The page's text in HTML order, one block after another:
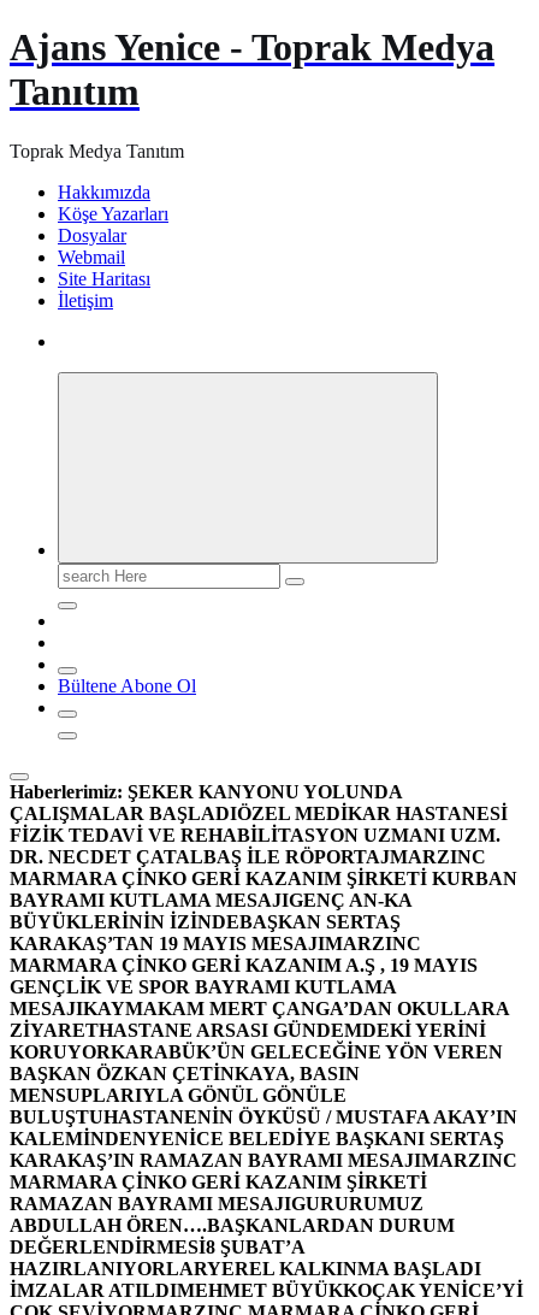
Ajans Yenice - Toprak Medya
Tanıtım
Toprak Medya Tanıtım
Hakkımızda
Köşe Yazarları
Dosyalar
Webmail
Site Haritası
İletişim
Search
for:
Bültene Abone Ol
Haberlerimiz: ŞEKER KANYONU YOLUNDA
ÇALIŞMALAR BAŞLADIÖZEL MEDİKAR HASTANESİ
FİZİK TEDAVİ VE REHABİLİTASYON UZMANI UZM.
DR. NECDET ÇATALBAŞ İLE RÖPORTAJMARZINC
MARMARA ÇİNKO GERİ KAZANIM ŞİRKETİ KURBAN
BAYRAMI KUTLAMA MESAJIGENÇ AN-KA
BÜYÜKLERİNİN İZİNDEBAŞKAN SERTAŞ
KARAKAŞ’TAN 19 MAYIS MESAJIMARZINC
MARMARA ÇİNKO GERİ KAZANIM A.Ş , 19 MAYIS
GENÇLİK VE SPOR BAYRAMI KUTLAMA
MESAJIKAYMAKAM MERT ÇANGA’DAN OKULLARA
ZİYARETHASTANE ARSASI GÜNDEMDEKİ YERİNİ
KORUYORKARABÜK’ÜN GELECEĞİNE YÖN VEREN
BAŞKAN ÖZKAN ÇETİNKAYA, BASIN
MENSUPLARIYLA GÖNÜL GÖNÜLE
BULUŞTUHASTANENİN ÖYKÜSÜ / MUSTAFA AKAY’IN
KALEMİNDENYENİCE BELEDİYE BAŞKANI SERTAŞ
KARAKAŞ’IN RAMAZAN BAYRAMI MESAJIMARZINC
MARMARA ÇİNKO GERİ KAZANIM ŞİRKETİ
RAMAZAN BAYRAMI MESAJIGURURUMUZ
ABDULLAH ÖREN….BAŞKANLARDAN DURUM
DEĞERLENDİRMESİ8 ŞUBAT’A
HAZIRLANIYORLARYEREL KALKINMA BAŞLADI
İMZALAR ATILDIMEHMET BÜYÜKKOÇAK YENİCE’Yİ